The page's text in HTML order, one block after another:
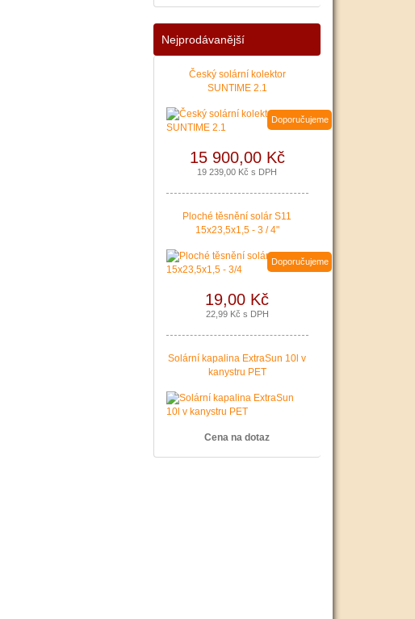
Nejprodávanější
Český solární kolektor
SUNTIME 2.1
Doporučujeme
15 900,00 Kč
19 239,00 Kč s DPH
Ploché těsnění solár S11
15x23,5x1,5 - 3 / 4"
Doporučujeme
19,00 Kč
22,99 Kč s DPH
Solární kapalina ExtraSun 10l v
kanystru PET
Cena na dotaz